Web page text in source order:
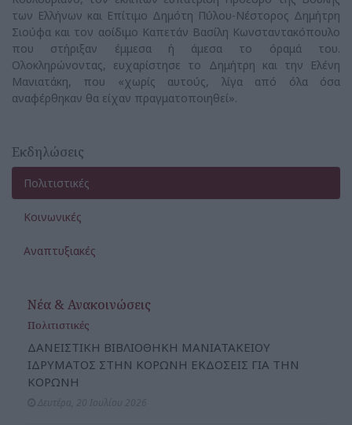
των Ελλήνων και Επίτιμο Δημότη Πύλου-Νέστορος Δημήτρη
Σιούφα και τον αοίδιμο Καπετάν Βασίλη Κωνσταντακόπουλο
που στήριξαν έμμεσα ή άμεσα το όραμά του.
Ολοκληρώνοντας, ευχαρίστησε το Δημήτρη και την Ελένη
Μανιατάκη, που «χωρίς αυτούς, λίγα από όλα όσα
αναφέρθηκαν θα είχαν πραγματοποιηθεί».
Εκδηλώσεις
Πολιτιστικές
Κοινωνικές
Αναπτυξιακές
Νέα & Ανακοινώσεις
Πολιτιστικές
ΔΑΝΕΙΣΤΙΚΗ ΒΙΒΛΙΟΘΗΚΗ ΜΑΝΙΑΤΑΚΕΙΟΥ
ΙΔΡΥΜΑΤΟΣ ΣΤΗΝ ΚΟΡΩΝΗ ΕΚΔΟΣΕΙΣ ΓΙΑ ΤΗΝ
ΚΟΡΩΝΗ